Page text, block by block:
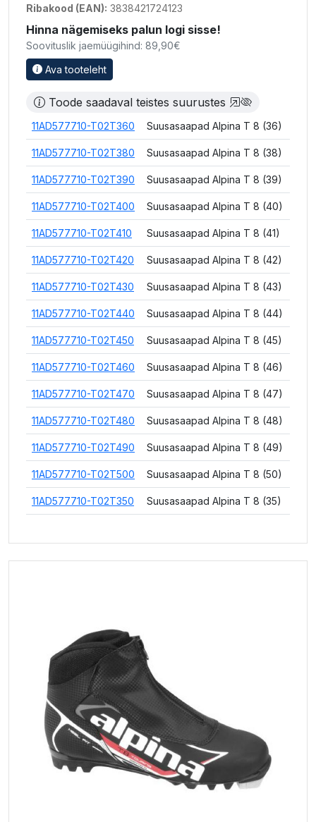
Ribakood (EAN): 3838421724123
Hinna nägemiseks palun logi sisse!
Soovituslik jaemüügihind: 89,90€
Ava tooteleht
Toode saadaval teistes suurustes
11AD577710-T02T360 Suusasaapad Alpina T 8 (36)
11AD577710-T02T380 Suusasaapad Alpina T 8 (38)
11AD577710-T02T390 Suusasaapad Alpina T 8 (39)
11AD577710-T02T400 Suusasaapad Alpina T 8 (40)
11AD577710-T02T410 Suusasaapad Alpina T 8 (41)
11AD577710-T02T420 Suusasaapad Alpina T 8 (42)
11AD577710-T02T430 Suusasaapad Alpina T 8 (43)
11AD577710-T02T440 Suusasaapad Alpina T 8 (44)
11AD577710-T02T450 Suusasaapad Alpina T 8 (45)
11AD577710-T02T460 Suusasaapad Alpina T 8 (46)
11AD577710-T02T470 Suusasaapad Alpina T 8 (47)
11AD577710-T02T480 Suusasaapad Alpina T 8 (48)
11AD577710-T02T490 Suusasaapad Alpina T 8 (49)
11AD577710-T02T500 Suusasaapad Alpina T 8 (50)
11AD577710-T02T350 Suusasaapad Alpina T 8 (35)